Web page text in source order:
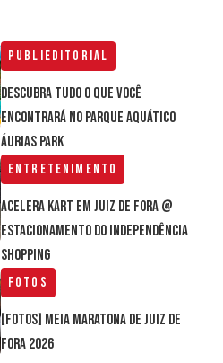
Publieditorial
Descubra tudo o que você
encontrará no parque aquático
Áurias Park
Entretenimento
Acelera Kart em Juiz de Fora @
estacionamento do Independência
Shopping
Fotos
[FOTOS] Meia Maratona de Juiz de
Fora 2026